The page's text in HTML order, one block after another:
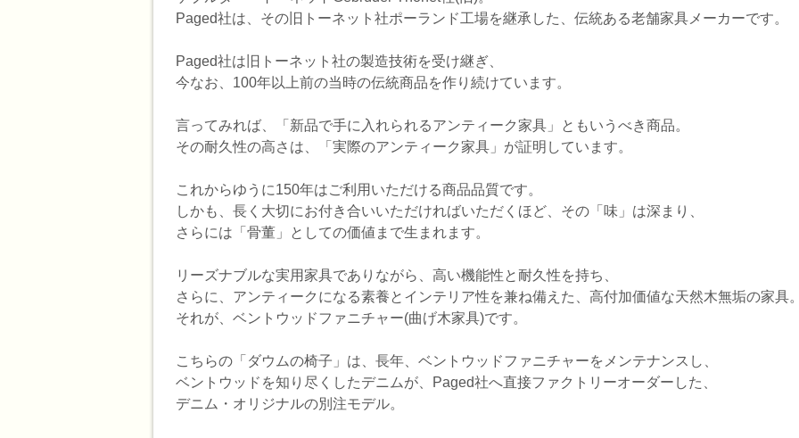
Paged社は、その旧トーネット社ポーランド工場を継承した、伝統ある老舗家具メーカーです。
Paged社は旧トーネット社の製造技術を受け継ぎ、
今なお、100年以上前の当時の伝統商品を作り続けています。
言ってみれば、「新品で手に入れられるアンティーク家具」ともいうべき商品。
その耐久性の高さは、「実際のアンティーク家具」が証明しています。
これからゆうに150年はご利用いただける商品品質です。
しかも、長く大切にお付き合いいただければいただくほど、その「味」は深まり、
さらには「骨董」としての価値まで生まれます。
リーズナブルな実用家具でありながら、高い機能性と耐久性を持ち、
さらに、アンティークになる素養とインテリア性を兼ね備えた、高付加価値な天然木無垢の家具
それが、ベントウッドファニチャー(曲げ木家具)です。
こちらの「ダウムの椅子」は、長年、ベントウッドファニチャーをメンテナンスし、
ベントウッドを知り尽くしたデニムが、Paged社へ直接ファクトリーオーダーした、
デニム・オリジナルの別注モデル。